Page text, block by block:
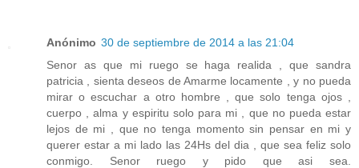
Anónimo 30 de septiembre de 2014 a las 21:04
Senor as que mi ruego se haga realida , que sandra
patricia , sienta deseos de Amarme locamente , y no pueda
mirar o escuchar a otro hombre , que solo tenga ojos ,
cuerpo , alma y espiritu solo para mi , que no pueda estar
lejos de mi , que no tenga momento sin pensar en mi y
querer estar a mi lado las 24Hs del dia , que sea feliz solo
conmigo. Senor ruego y pido que asi sea.